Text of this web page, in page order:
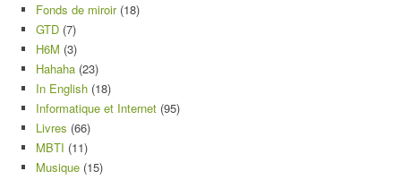
Fonds de miroir(18)
GTD (7)
H6M (3)
Hahaha (23)
In English (18)
Informatique et Internet (95)
Livres (66)
MBTI (11)
Musique (15)